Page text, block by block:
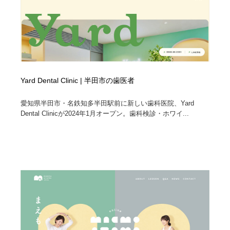
Yard Dental Clinic | 半田市の歯医者
愛知県半田市・名鉄知多半田駅前に新しい歯科医院、Yard
Dental Clinicが2024年1月オープン。歯科検診・ホワイ...